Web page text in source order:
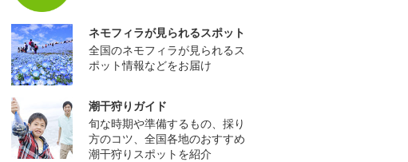
ネモフィラが見られるスポット
全国のネモフィラが見られるス
ポット情報などをお届け
潮干狩りガイド
旬な時期や準備するもの、採り
方のコツ、全国各地のおすすめ
潮干狩りスポットを紹介